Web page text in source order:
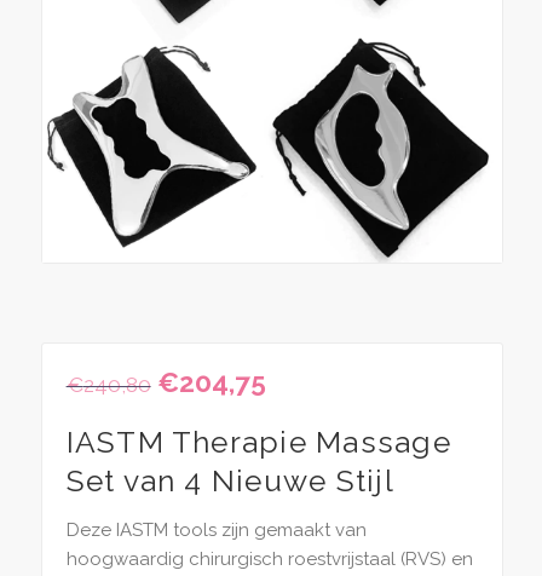
€240,80 Oorspronkelijke
was:
€240,80.
€204,75Huidige
is:
€204,75.
IASTM Therapie Massage
Set van 4 Nieuwe Stijl
Deze IASTM tools zijn gemaakt van
hoogwaardig chirurgisch roestvrijstaal (RVS) en